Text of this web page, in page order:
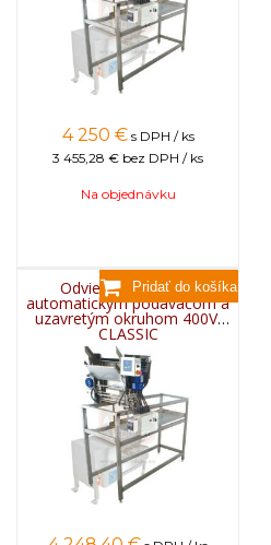
4 250 € s DPH / ks
3 455,28 € bez DPH / ks
Na objednávku
Odviečkovací stôl s
automatickým podávačom a
uzavretým okruhom 400V,
CLASSIC